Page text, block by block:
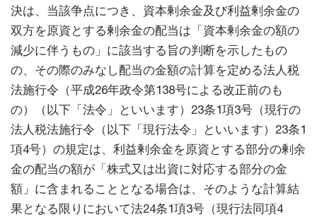
決は、当該争点につき、資本剰余金及び利益剰余金の
双方を原資とする剰余金の配当は「資本剰余金の額の
減少に伴うもの」に該当する旨の判断を示したもの
の、その際のみなし配当の金額の計算を定める法人税
法施行令（平成26年政令第138号による改正前のも
の）（以下「法令」といいます）23条1項3号（現行の
法人税法施行令（以下「現行法令」といいます）23条1
項4号）の規定は、利益剰余金を原資とする部分の剰余
金の配当の額が「株式又は出資に対応する部分の金
額」に含まれることとなる場合は、そのような計算結
果となる限りにおいて法24条1項3号（現行法同項4